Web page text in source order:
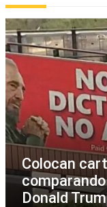
Colocan
Donald